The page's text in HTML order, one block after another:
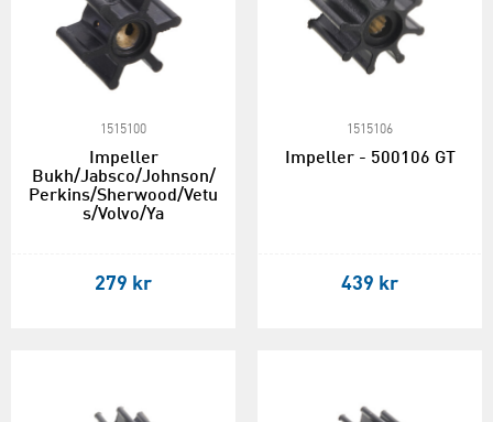
1515100
Impeller
Bukh/Jabsco/Johnson/
Perkins/Sherwood/Vetu
s/Volvo/Ya
279 kr
1515106
Impeller - 500106 GT
439 kr